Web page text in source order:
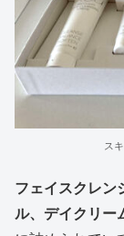
ス
フェイスクレン
ル、デイクリー